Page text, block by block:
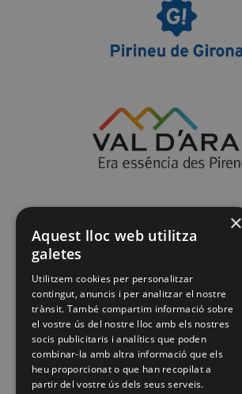
×
Aquest lloc web utilitza
galetes
Utilitzem cookies per personalitzar
contingut, anuncis i per analitzar el nostre
trànsit. També compartim informació sobre
el vostre ús del nostre lloc amb els nostres
socis publicitaris i analítics que poden
combinar-la amb altra informació que els
heu proporcionat o que han recopilat a
partir del vostre ús dels seus serveis.